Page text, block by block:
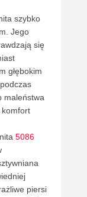
szybko
Jego
się
głębokim
maleństwa
komfort
5086
piersi